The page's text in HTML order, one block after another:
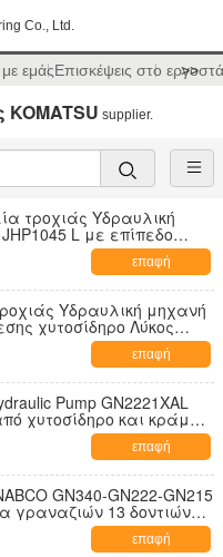
Co., Ltd.
με εμάςΕπισκέψεις στο >>
supplier.
τροχιάς Υδραυλική
L με επίπεδο
κράματος αλουμινίου
επαφή
Υδραυλική μηχανή
χυτοσίδηρο Λύκος
αντλία πετρελαίου
εξαρτήματα Εταιρεία
επαφή
Pump GN2221XAL
χυτοσίδηρο και κράμα
για μηχανήματα
παροχή εγγύηση
επαφή
GN340-GN222-GN215
γραναζιών 13 δοντιών
κράμα αλουμινίου Τριπλή
σκυροδέματος
επαφή